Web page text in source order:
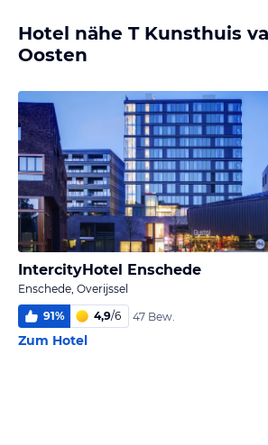
Hotel nähe T Kunsthuis
Oosten
IntercityHotel Enschede
Enschede, Overijssel
91% 4,9/6 47 Bew.
Zum Hotel